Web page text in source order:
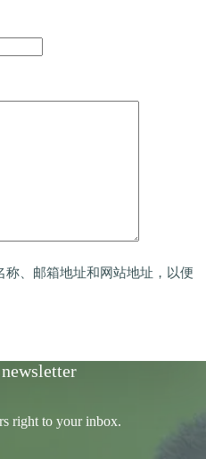
、邮箱地址和网站地址，以便
right to your inbox.